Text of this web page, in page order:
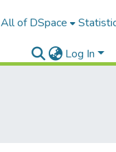
All of DSpace
Log In